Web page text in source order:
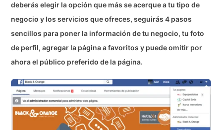
deberás elegir la opción que más se acerque a tu tipo de
negocio y los servicios que ofreces, seguirás 4 pasos
sencillos para poner la información de tu negocio, tu foto
de perfil, agregar la página a favoritos y puede omitir por
ahora el público preferido de la página.